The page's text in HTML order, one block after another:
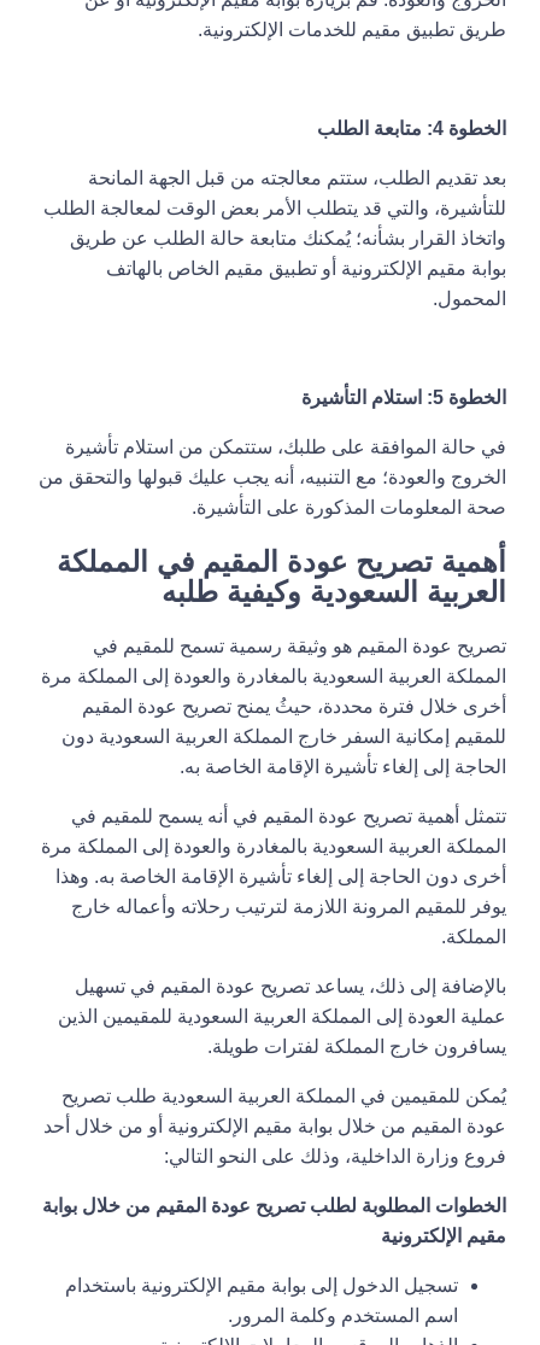
طريق تطبيق مقيم للخدمات الإلكترونية.
الخطوة 4: متابعة الطلب
بعد تقديم الطلب، ستتم معالجته من قبل الجهة المانحة
للتأشيرة، والتي قد يتطلب الأمر بعض الوقت لمعالجة الطلب
واتخاذ القرار بشأنه؛ يُمكنك متابعة حالة الطلب عن طريق
بوابة مقيم الإلكترونية أو تطبيق مقيم الخاص بالهاتف
المحمول.
الخطوة 5: استلام التأشيرة
في حالة الموافقة على طلبك، ستتمكن من استلام تأشيرة
الخروج والعودة؛ مع التنبيه، أنه يجب عليك قبولها والتحقق من
صحة المعلومات المذكورة على التأشيرة.
أهمية تصريح عودة المقيم في المملكة
العربية السعودية وكيفية طلبه
تصريح عودة المقيم هو وثيقة رسمية تسمح للمقيم في
المملكة العربية السعودية بالمغادرة والعودة إلى المملكة مرة
أخرى خلال فترة محددة، حيثُ يمنح تصريح عودة المقيم
للمقيم إمكانية السفر خارج المملكة العربية السعودية دون
الحاجة إلى إلغاء تأشيرة الإقامة الخاصة به.
تتمثل أهمية تصريح عودة المقيم في أنه يسمح للمقيم في
المملكة العربية السعودية بالمغادرة والعودة إلى المملكة مرة
أخرى دون الحاجة إلى إلغاء تأشيرة الإقامة الخاصة به. وهذا
يوفر للمقيم المرونة اللازمة لترتيب رحلاته وأعماله خارج
المملكة.
بالإضافة إلى ذلك، يساعد تصريح عودة المقيم في تسهيل
عملية العودة إلى المملكة العربية السعودية للمقيمين الذين
يسافرون خارج المملكة لفترات طويلة.
يُمكن للمقيمين في المملكة العربية السعودية طلب تصريح
عودة المقيم من خلال بوابة مقيم الإلكترونية أو من خلال أحد
فروع وزارة الداخلية، وذلك على النحو التالي:
الخطوات المطلوبة لطلب تصريح عودة المقيم من خلال بوابة
مقيم الإلكترونية
تسجيل الدخول إلى بوابة مقيم الإلكترونية باستخدام
اسم المستخدم وكلمة المرور.